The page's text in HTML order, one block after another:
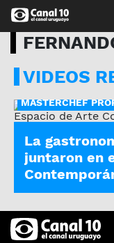
VIDEOS
MASTERCHEF
La
juntaron en